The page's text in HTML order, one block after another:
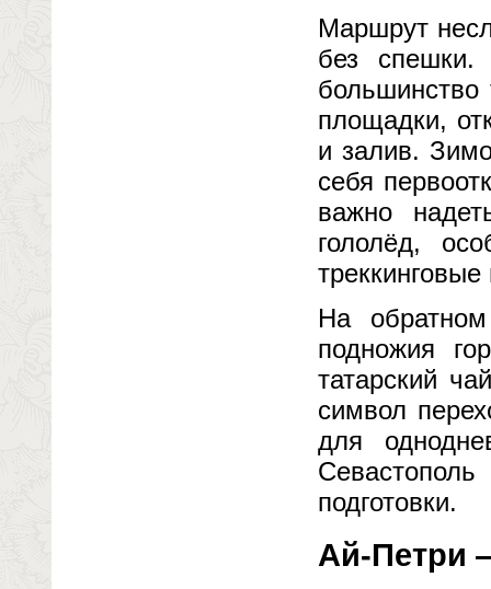
Маршрут
без спешки.
большинство
площадки,
и залив.
себя
важно
гололёд,
На
подножия
татарский
символ
для
подготовки.
Ай-Петри